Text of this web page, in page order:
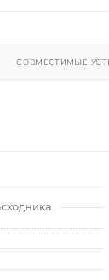
СОВМЕСТИМЫЕ